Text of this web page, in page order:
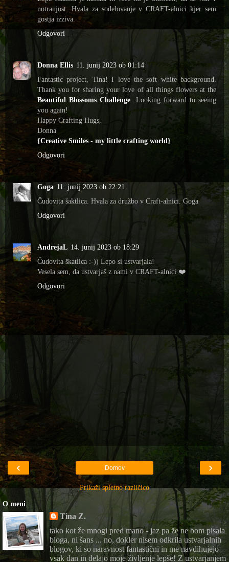
notranjost. Hvala za sodelovanje v CRAFT-alnici kjer sem
gostja izziva.
Odgovori
Donna Ellis 11. junij 2023 ob 01:14
Fantastic project, Tina! I love the soft white background.
Thank you for sharing your love of all things flowers at the
Beautiful Blossoms Challenge. Looking forward to seeing
you again!
Happy Crafting Hugs,
Donna
{Creative Smiles - my little crafting world}
Odgovori
Goga 11. junij 2023 ob 22:21
Čudovita šaktlica. Hvala za družbo v Craft-alnici. Goga
Odgovori
AndrejaL 14. junij 2023 ob 18:29
Čudovita škatlica :-)) Lepo si ustvarjala!
Vesela sem, da ustvarjaš z nami v CRAFT-alnici ❤️
Odgovori
‹ ›
Domov
Prikaži spletno različico
O meni
Tina Z.
tako kot že mnogi pred mano - jaz pa že ne bom pisala
bloga, ni šans ... no, dokler nisem odkrila ustvarjalnih
blogov, ki so naravnost fantastični in me navdihujejo
vsak dan in delajo moje življenje lepše! Z ustvarjanjem